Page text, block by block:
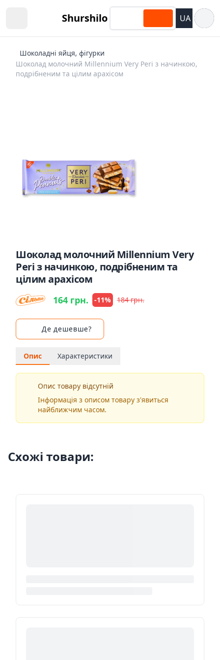
Shurshilo UA
Шоколадні яйця, фігурки
Шоколад молочний Millennium Very Peri з начинкою,
подрібненим та цілим арахісом
Шоколад молочний Millennium Very
Peri з начинкою, подрібненим та
цілим арахісом
164 грн. -11% 184 грн.
Де дешевше?
Опис Характеристики
Опис товару відсутній
Інформація з описом товару з'явиться
найближчим часом.
Схожі товари: